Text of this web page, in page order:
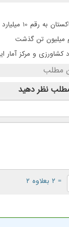
10 میلیارد دلار
و مرکز آمار
مطلب
نظر دهید
= ۲ بعلاوه ۲